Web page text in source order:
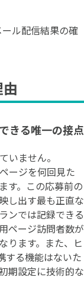
ル配信結果の確
きる唯一の接点
いません。
ージを何回見た
す。この応募前の
し出す最も正直な
ンでは記録できる
ページ訪問者数が
ります。また、ヒ
する機能はないた
期設定に技術的な